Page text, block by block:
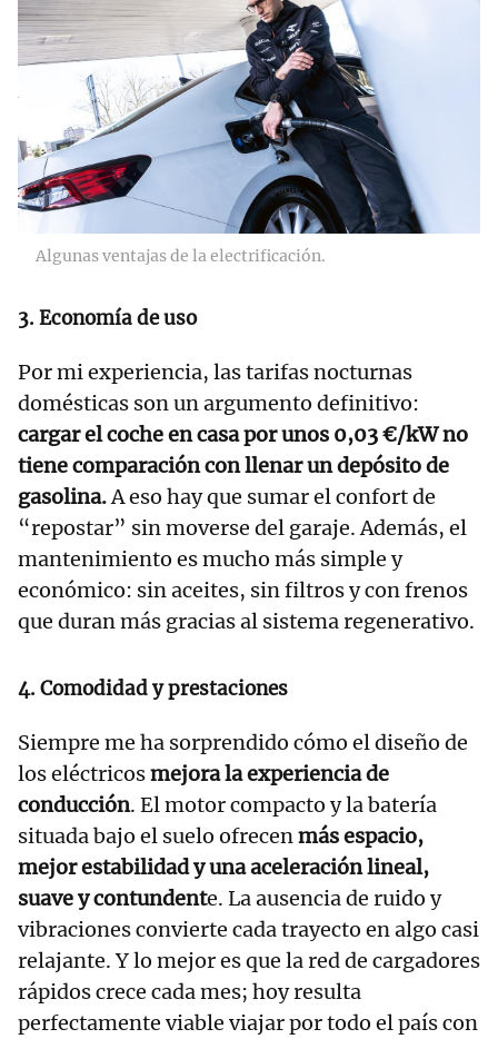
Algunas ventajas de la electrificación.
3. Economía de uso
Por mi experiencia, las tarifas nocturnas
domésticas son un argumento definitivo:
cargar el coche en casa por unos 0,03 €/kW no
tiene comparación con llenar un depósito de
gasolina.A eso hay que sumar el confort de
“repostar” sin moverse del garaje. Además, el
mantenimiento es mucho más simple y
económico: sin aceites, sin filtros y con frenos
que duran más gracias al sistema regenerativo.
4. Comodidad y prestaciones
Siempre me ha sorprendido cómo el diseño de
los eléctricosmejora la experiencia de
conducción. El motor compacto y la batería
situada bajo el suelo ofrecenmás espacio,
mejor estabilidad y una aceleración lineal,
suave y contundente. La ausencia de ruido y
vibraciones convierte cada trayecto en algo casi
relajante. Y lo mejor es que la red de cargadores
rápidos crece cada mes; hoy resulta
perfectamente viable viajar por todo el país con